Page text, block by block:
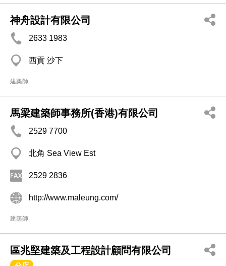
神舟設計有限公司
2633 1983
西貢 沙下
建築師
馬梁建築師事務所(香港)有限公司
2529 7700
北角 Sea View Est
2529 2836
http://www.maleung.com/
建築師
區兆堅建築及工程設計顧問有限公司